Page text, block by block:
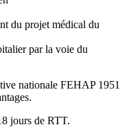
du projet médical du
par la voie du
nationale FEHAP 1951
jours de RTT.